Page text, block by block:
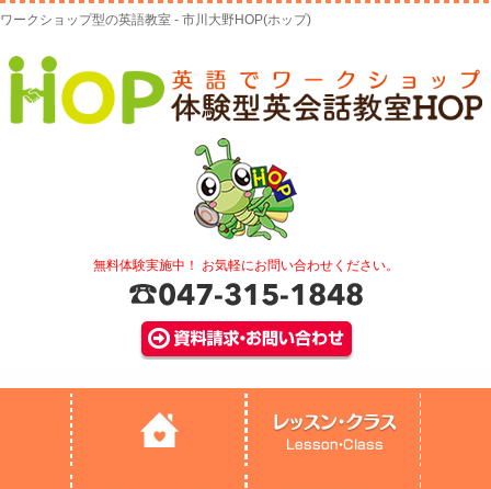
ワークショップ型の英語教室 - 市川大野HOP(ホップ)
無料体験実施中！ お気軽にお問い合わせください。